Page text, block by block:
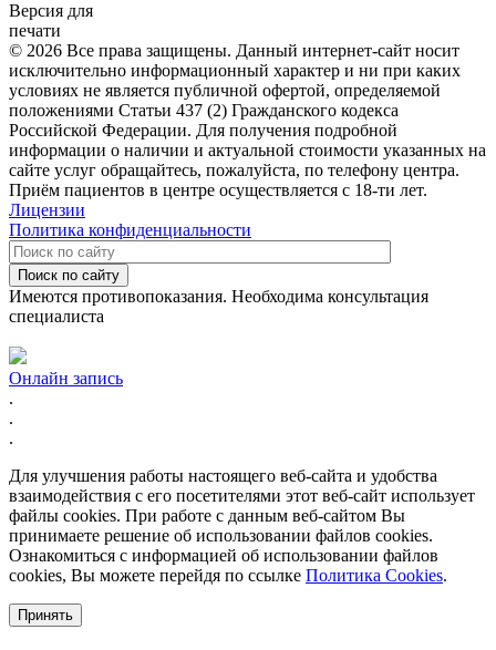
Версия для
печати
© 2026 Все права защищены. Данный интернет-сайт носит
исключительно информационный характер и ни при каких
условиях не является публичной офертой, определяемой
положениями Статьи 437 (2) Гражданского кодекса
Российской Федерации. Для получения подробной
информации о наличии и актуальной стоимости указанных на
сайте услуг обращайтесь, пожалуйста, по телефону центра.
Приём пациентов в центре осуществляется с 18-ти лет.
Лицензии
Политика конфиденциальности
Поиск по сайту
Имеются противопоказания. Необходима консультация
специалиста
Онлайн запись
.
.
.
Для улучшения работы настоящего веб-сайта и удобства
взаимодействия с его посетителями этот веб-сайт использует
файлы cookies. При работе с данным веб-сайтом Вы
принимаете решение об использовании файлов cookies.
Ознакомиться с информацией об использовании файлов
cookies, Вы можете перейдя по ссылке Политика Cookies.
Принять